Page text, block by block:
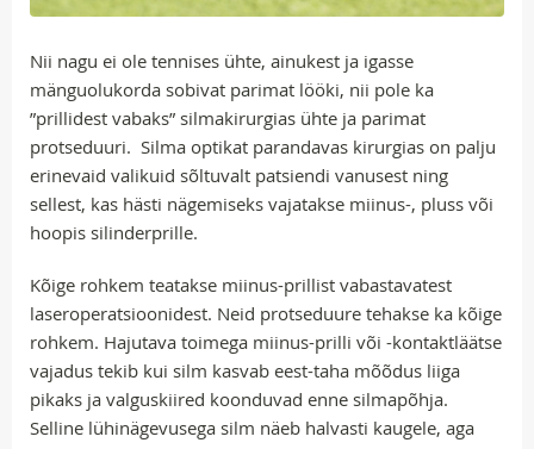
Nii nagu ei ole tennises ühte, ainukest ja igasse
mänguolukorda sobivat parimat lööki, nii pole ka
”prillidest vabaks” silmakirurgias ühte ja parimat
protseduuri. Silma optikat parandavas kirurgias on palju
erinevaid valikuid sõltuvalt patsiendi vanusest ning
sellest, kas hästi nägemiseks vajatakse miinus-, pluss või
hoopis silinderprille.
Kõige rohkem teatakse miinus-prillist vabastavatest
laseroperatsioonidest. Neid protseduure tehakse ka kõige
rohkem. Hajutava toimega miinus-prilli või -kontaktläätse
vajadus tekib kui silm kasvab eest-taha mõõdus liiga
pikaks ja valguskiired koonduvad enne silmapõhja.
Selline lühinägevusega silm näeb halvasti kaugele, aga